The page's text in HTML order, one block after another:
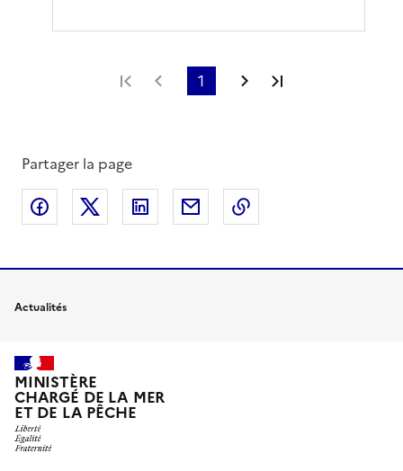
Première page
Page précédente
1 Page suivante
Partager la page
Partager sur Facebook
Partager sur XPartager sur LinkedIn
Partager par email
Actualités
MINISTÈRE
CHARGÉ DE LA MER
ET DE LA PÊCHE